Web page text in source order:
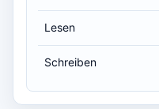
Lesen
Schreiben